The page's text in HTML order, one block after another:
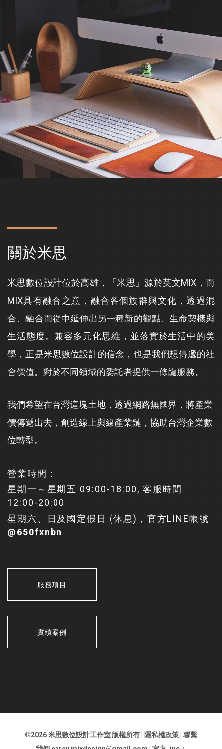
關於米思
米思數位設計位於高雄，「米思」源於英文MIX，而
MIX具有融合之意，融合各個族群與文化，透過混
合、融合而從中延伸出另一種新的觀點、生命契機與
生活態度。兼容多元化思維，並落實於生活中的美
學，正是米思數位設計的信念，也是我們想傳遞的社
會價值。對於不同領域的委託者提供一條龍服務。
我們希望在台灣這塊土地，透過網路無國界，將產業
價傳遞出去，創造線上與線產業鏈，協助台灣企業數
位轉型。
營業時間：
星期一～星期五 09:00-18:00, 客服時間
12:00-20:00
星期六、日及國定假日 (休息)，官方LINE帳號
@650fxnbn
服務項目
實績案例
©2026 米思數位設計工作室 版權所有 | 隱私權政策 | 聯繫